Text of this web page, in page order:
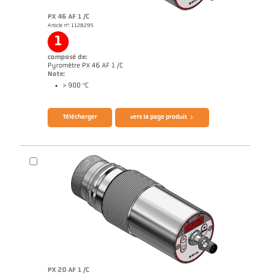
PX 46 AF 1 /C
Article n°: 1128295
1
composé de:
Pyromètre PX 46 AF 1 /C
Note:
> 900 °C
Brochure CellaTemp PX
Télécharger vers la page produit
PX 20 AF 1 /C